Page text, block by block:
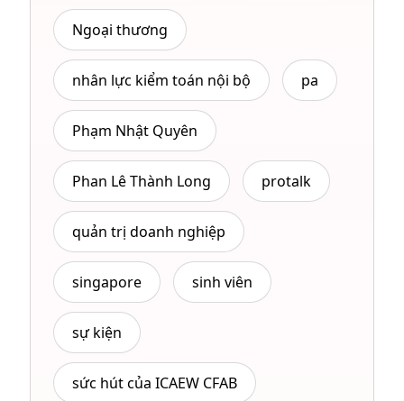
Ngoại thương
nhân lực kiểm toán nội bộ pa
Phạm Nhật Quyên
Phan Lê Thành Long protalk
quản trị doanh nghiệp
singapore sinh viên
sự kiện
sức hút của ICAEW CFAB